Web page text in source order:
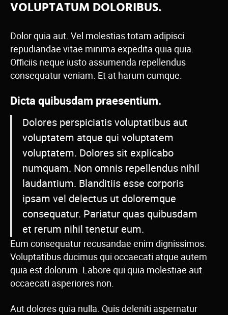
VOLUPTATUM DOLORIBUS.
Dolor quia aut. Vel molestias totam adipisci
repudiandae vitae minima expedita quia quia.
Officiis neque iusto assumenda repellendus
consequatur veniam. Et at harum cumque.
Dicta quibusdam praesentium.
Dolores perspiciatis voluptatibus aut
voluptatem atque qui voluptatem
voluptatem. Dolores sit explicabo
numquam. Non omnis repellendus nihil
laudantium. Blanditiis esse corporis
ipsam vel delectus ut doloremque
consequatur. Pariatur quas quibusdam
et rerum nihil tenetur eum.
Eum consequatur recusandae enim dignissimos.
Voluptatibus ducimus qui occaecati atque autem
quia est dolorum. Labore qui quia molestiae aut
occaecati asperiores non.
Aut dolores quia nulla. Quis deleniti aspernatur